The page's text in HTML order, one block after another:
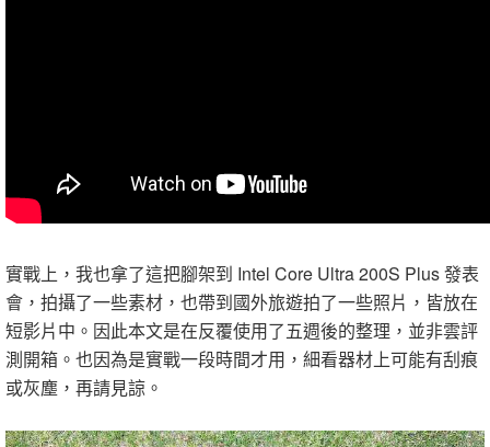
實戰上，我也拿了這把腳架到 Intel Core Ultra 200S Plus 發表
會，拍攝了一些素材，也帶到國外旅遊拍了一些照片，皆放在
短影片中。因此本文是在反覆使用了五週後的整理，並非雲評
測開箱。也因為是實戰一段時間才用，細看器材上可能有刮痕
或灰塵，再請見諒。